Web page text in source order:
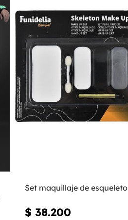
Set maquillaje de esqueleto
$ 38.200